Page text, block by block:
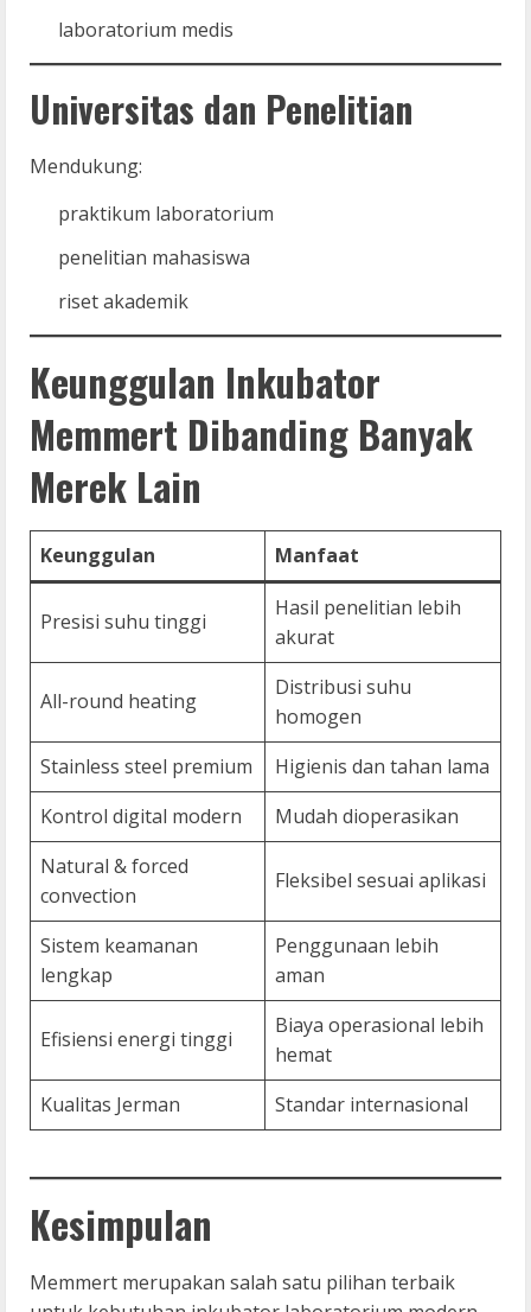
laboratorium medis
Universitas dan Penelitian
Mendukung:
praktikum laboratorium
penelitian mahasiswa
riset akademik
Keunggulan Inkubator
Memmert Dibanding Banyak
Merek Lain
Keunggulan Manfaat
Presisi suhu tinggi
Hasil penelitian lebih
akurat
All-round heating
Distribusi suhu
homogen
Stainless steel premium
Higienis dan tahan lama
Kontrol digital modern
Mudah dioperasikan
Natural & forced
convection
Fleksibel sesuai aplikasi
Sistem keamanan
lengkap
Penggunaan lebih
aman
Efisiensi energi tinggi
Biaya operasional lebih
hemat
Kualitas Jerman
Standar internasional
Kesimpulan
Memmert merupakan salah satu pilihan terbaik